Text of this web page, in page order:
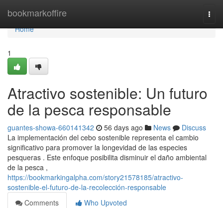
bookmarkoffire
Home
Home
1
Atractivo sostenible: Un futuro
de la pesca responsable
guantes-showa-660141342 56 days ago News
Discuss
La implementación del cebo sostenible representa el cambio
significativo para promover la longevidad de las especies
pesqueras . Este enfoque posibilita disminuir el daño ambiental
de la pesca ,
https://bookmarkingalpha.com/story21578185/atractivo-
sostenible-el-futuro-de-la-recolección-responsable
Comments
Who Upvoted